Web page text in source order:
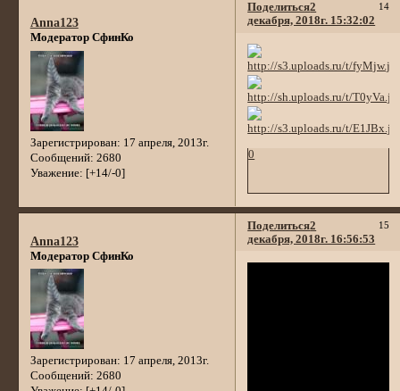
Поделиться 14
2
декабря, 2018г. 15:32:02
Anna123
Модератор СфинКо
Зарегистрирован: 17 апреля, 2013г.
Сообщений: 2680
Уважение: [+14/-0]
0
Поделиться 15
2
декабря, 2018г. 16:56:53
Anna123
Модератор СфинКо
Зарегистрирован: 17 апреля, 2013г.
Сообщений: 2680